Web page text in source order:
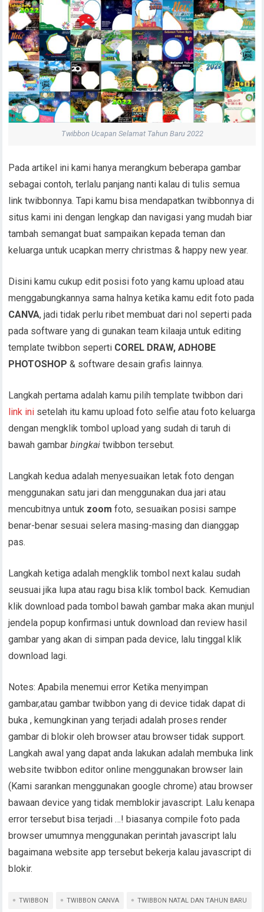
Twibbon Ucapan Selamat Tahun Baru 2022
Pada artikel ini kami hanya merangkum beberapa gambar
sebagai contoh, terlalu panjang nanti kalau di tulis semua
link twibbonnya. Tapi kamu bisa mendapatkan twibbonnya di
situs kami ini dengan lengkap dan navigasi yang mudah biar
tambah semangat buat sampaikan kepada teman dan
keluarga untuk ucapkan merry christmas & happy new year.
Disini kamu cukup edit posisi foto yang kamu upload atau
menggabungkannya sama halnya ketika kamu edit foto pada
CANVA, jadi tidak perlu ribet membuat dari nol seperti pada
pada software yang di gunakan team kilaaja untuk editing
template twibbon seperti COREL DRAW, ADHOBE
PHOTOSHOP & software desain grafis lainnya.
Langkah pertama adalah kamu pilih template twibbon dari
link ini setelah itu kamu upload foto selfie atau foto keluarga
dengan mengklik tombol upload yang sudah di taruh di
bawah gambarbingkai twibbon tersebut.
Langkah kedua adalah menyesuaikan letak foto dengan
menggunakan satu jari dan menggunakan dua jari atau
mencubitnya untuk zoom foto, sesuaikan posisi sampe
benar-benar sesuai selera masing-masing dan dianggap
pas.
Langkah ketiga adalah mengklik tombol next kalau sudah
seusuai jika lupa atau ragu bisa klik tombol back. Kemudian
klik download pada tombol bawah gambar maka akan munjul
jendela popup konfirmasi untuk download dan review hasil
gambar yang akan di simpan pada device, lalu tinggal klik
download lagi.
Notes: Apabila menemui error Ketika menyimpan
gambar,atau gambar twibbon yang di device tidak dapat di
buka , kemungkinan yang terjadi adalah proses render
gambar di blokir oleh browser atau browser tidak support.
Langkah awal yang dapat anda lakukan adalah membuka link
website twibbon editor online menggunakan browser lain
(Kami sarankan menggunakan google chrome) atau browser
bawaan device yang tidak memblokir javascript. Lalu kenapa
error tersebut bisa terjadi …! biasanya compile foto pada
browser umumnya menggunakan perintah javascript lalu
bagaimana website app tersebut bekerja kalau javascript di
blokir.
TWIBBON TWIBBON CANVA TWIBBON NATAL DAN TAHUN BARU